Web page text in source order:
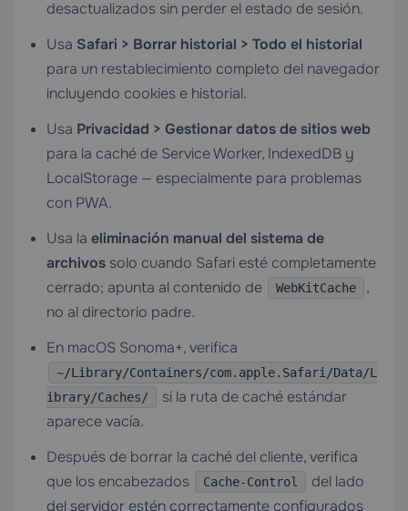
desactualizados sin perder el estado de sesión.
Usa Safari > Borrar historial > Todo el historial
para un restablecimiento completo del navegador
incluyendo cookies e historial.
Usa Privacidad > Gestionar datos de sitios web
para la caché de Service Worker, IndexedDB y
LocalStorage — especialmente para problemas
con PWA.
Usa la eliminación manual del sistema de
archivos solo cuando Safari esté completamente
cerrado; apunta al contenido de
WebKitCache
,
no al directorio padre.
En macOS Sonoma+, verifica
~/Library/Containers/com.apple.Safari/Data/L
ibrary/Caches/
si la ruta de caché estándar
aparece vacía.
Después de borrar la caché del cliente, verifica
que los encabezados
Cache-Control
del lado
del servidor estén correctamente configurados